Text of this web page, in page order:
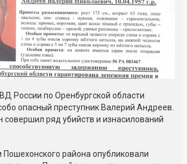
России по Оренбургской области
опасный преступник Валерий Андреев.
совершил ряд убийств и изнасилований
района опубликовали